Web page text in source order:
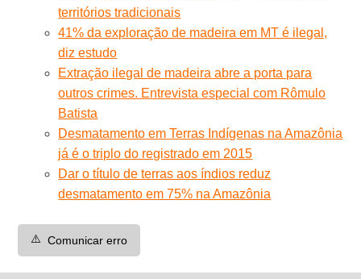
territórios tradicionais
41% da exploração de madeira em MT é ilegal,
diz estudo
Extração ilegal de madeira abre a porta para
outros crimes. Entrevista especial com Rômulo
Batista
Desmatamento em Terras Indígenas na Amazônia
já é o triplo do registrado em 2015
Dar o título de terras aos índios reduz
desmatamento em 75% na Amazônia
⚠️ Comunicar erro